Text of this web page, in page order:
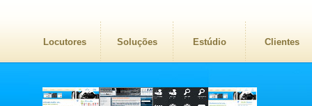
Locutores Soluções Estúdio Clientes